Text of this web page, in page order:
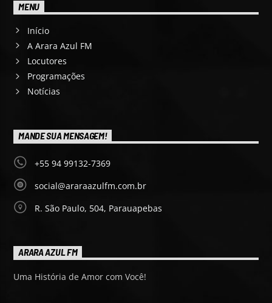
MENU
Início
A Arara Azul FM
Locutores
Programações
Notícias
MANDE SUA MENSAGEM!
+55 94 99132-7369
social@araraazulfm.com.br
R. São Paulo, 504, Parauapebas
ARARA AZUL FM
Uma História de Amor com Você!